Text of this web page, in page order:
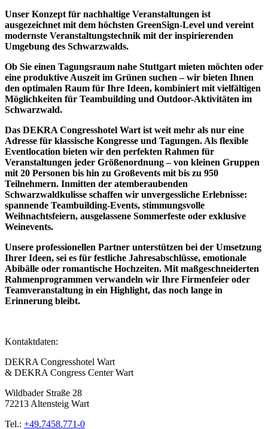
Unser Konzept für nachhaltige Veranstaltungen ist
ausgezeichnet mit dem höchsten GreenSign-Level und vereint
modernste Veranstaltungstechnik mit der inspirierenden
Umgebung des Schwarzwalds.
Ob Sie einen Tagungsraum nahe Stuttgart mieten möchten oder
eine produktive Auszeit im Grünen suchen – wir bieten Ihnen
den optimalen Raum für Ihre Ideen, kombiniert mit vielfältigen
Möglichkeiten für Teambuilding und Outdoor-Aktivitäten im
Schwarzwald.
Das DEKRA Congresshotel Wart ist weit mehr als nur eine
Adresse für klassische Kongresse und Tagungen. Als flexible
Eventlocation bieten wir den perfekten Rahmen für
Veranstaltungen jeder Größenordnung – von kleinen Gruppen
mit 20 Personen bis hin zu Großevents mit bis zu 950
Teilnehmern. Inmitten der atemberaubenden
Schwarzwaldkulisse schaffen wir unvergessliche Erlebnisse:
spannende Teambuilding-Events, stimmungsvolle
Weihnachtsfeiern, ausgelassene Sommerfeste oder exklusive
Weinevents.
Unsere professionellen Partner unterstützen bei der Umsetzung
Ihrer Ideen, sei es für festliche Jahresabschlüsse, emotionale
Abibälle oder romantische Hochzeiten. Mit maßgeschneiderten
Rahmenprogrammen verwandeln wir Ihre Firmenfeier oder
Teamveranstaltung in ein Highlight, das noch lange in
Erinnerung bleibt.
Kontaktdaten:
DEKRA Congresshotel Wart
& DEKRA Congress Center Wart
Wildbader Straße 28
72213 Altensteig Wart
Tel.: +49​.7458​.771-0